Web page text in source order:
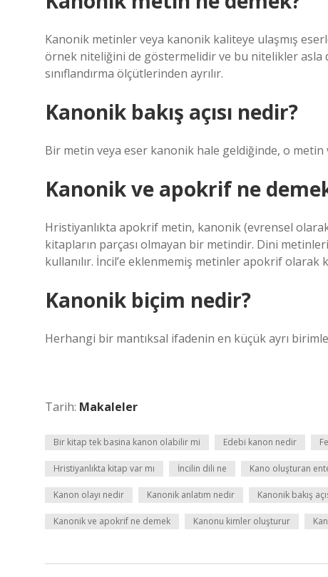
Kanonik metinler veya kanonik kaliteye ulaşmış
örnek niteliğini de göstermelidir ve bu nitelikler asla
sınıflandırma ölçütlerinden ayrılır.
Kanonik bakış açısı nedir?
Bir metin veya eser kanonik hale geldiğinde, o
Kanonik ve apokrif ne
Hristiyanlıkta apokrif metin, kanonik (evrensel
kitapların parçası olmayan bir metindir. Dini
kullanılır. İncil’e eklenmemiş metinler apokrif olarak
Kanonik biçim nedir?
Herhangi bir mantıksal ifadenin en küçük ayrı
Tarih: Makaleler
Bir kitap tek basina kanon olabilir mi Edebi kanon nedir
Hristiyanlıkta kitap var mı İncilin dili ne Kano oluşturan
Kanon olayı nedir Kanonik anlatım nedir Kanonik bakış
Kanonik ve apokrif ne demek Kanonu kimler oluşturur